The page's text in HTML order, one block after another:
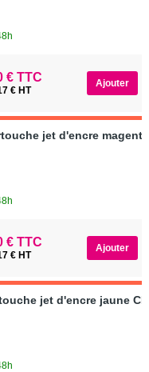
€ TTC
€ HT
jet d'encre
€ TTC
€ HT
jet d'encre jaune